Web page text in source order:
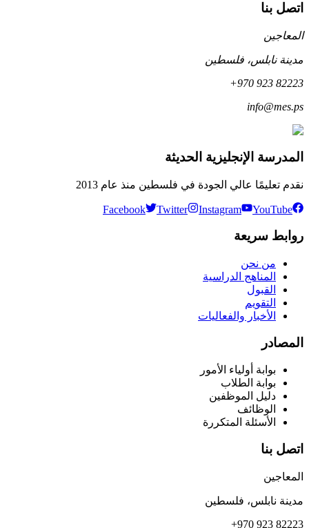
اتصل بنا
المعاجين
مدينة نابلس، فلسطين
+970 923 82223
info@mes.ps
المدرسة الإنجليزية الحديثة
نقدم تعليمًا عالي الجودة في فلسطين منذ عام 2013
Facebook Twitter Instagram YouTube
روابط سريعة
من نحن
المناهج الدراسية
القبول
التقويم
الأخبار والفعاليات
المصادر
بوابة أولياء الأمور
بوابة الطلاب
دليل الموظفين
الوظائف
الأسئلة المتكررة
اتصل بنا
المعاجين
مدينة نابلس، فلسطين
+970 923 82223